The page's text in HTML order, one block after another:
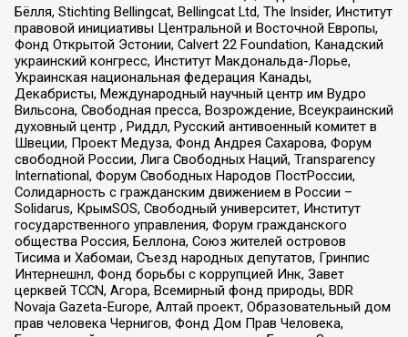
Бёлля, Stichting Bellingcat, Bellingcat Ltd, The Insider, Институт
правовой инициативы Центральной и Восточной Европы,
Фонд Открытой Эстонии, Calvert 22 Foundation, Канадский
украинский конгресс, Институт Макдональда-Лорье,
Украинская национальная федерация Канады,
Декабристы, Международный научный центр им Вудро
Вильсона, Свободная пресса, Возрождение, Всеукраинский
духовный центр , Риддл, Русский антивоенный комитет в
Швеции, Проект Медуза, Фонд Андрея Сахарова, Форум
свободной России, Лига Свободных Наций, Transparеncy
International, Форум Свободных Народов ПостРоссии,
Солидарность с гражданским движением в России –
Solidarus, КрымSOS, Свободный университет, Институт
государственного управления, Форум гражданского
общества Россия, Беллона, Союз жителей островов
Тисима и Хабомаи, Съезд народных депутатов, Гринпис
Интернешнл, Фонд борьбы с коррупцией Инк, Завет
церквей TCCN, Агора, Всемирный фонд природы, BDR
Novaja Gazeta-Europe, Алтай проект, Образовательный дом
прав человека Чернигов, Фонд Дом Прав Человека,